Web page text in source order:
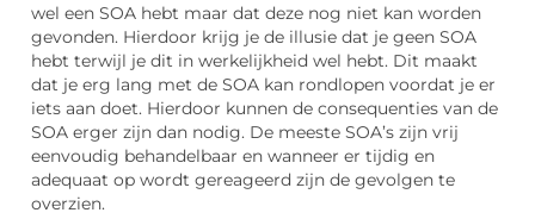
wel een SOA hebt maar dat deze nog niet kan worden
gevonden. Hierdoor krijg je de illusie dat je geen SOA
hebt terwijl je dit in werkelijkheid wel hebt. Dit maakt
dat je erg lang met de SOA kan rondlopen voordat je er
iets aan doet. Hierdoor kunnen de consequenties van de
SOA erger zijn dan nodig. De meeste SOA’s zijn vrij
eenvoudig behandelbaar en wanneer er tijdig en
adequaat op wordt gereageerd zijn de gevolgen te
overzien.